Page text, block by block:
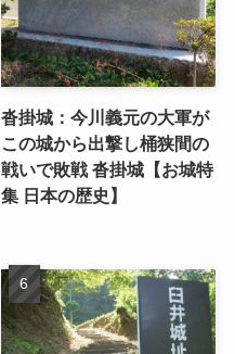
沓掛城：今川義元の大軍が
この城から出撃し桶狭間の
戦いで敗戦 沓掛城【お城特
集 日本の歴史】